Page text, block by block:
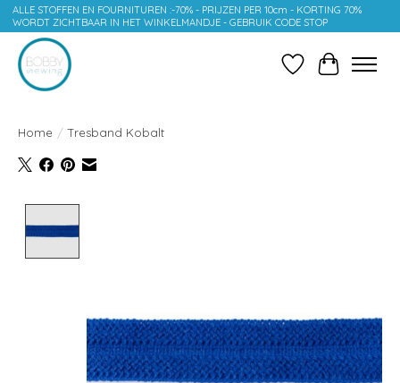
ALLE STOFFEN EN FOURNITUREN :-70% - PRIJZEN PER 10cm - KORTING 70%
WORDT ZICHTBAAR IN HET WINKELMANDJE - GEBRUIK CODE STOP
Verlanglijst
Home / Tresband Kobalt